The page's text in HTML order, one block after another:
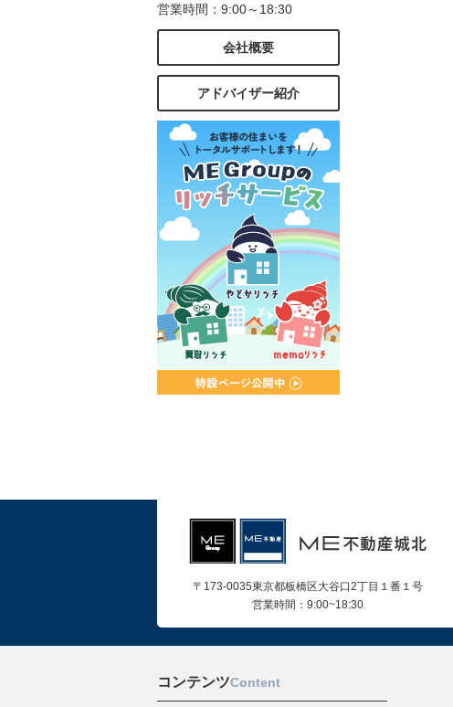
営業時間：9:00～18:30
会社概要
アドバイザー紹介
〒173-0035東京都板橋区大谷口2丁目１番１号
営業時間：9:00~18:30
コンテンツContent